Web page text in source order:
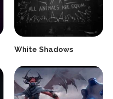
White Shadows